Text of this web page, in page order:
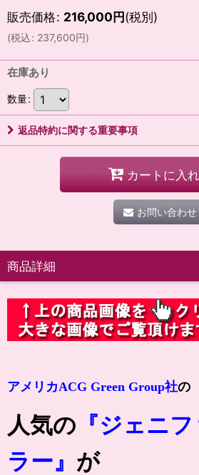
販売価格: 216,000円(税別)
(税込: 237,600円)
在庫あり
数量:
返品特約に関する重要事項
カートに入
お問い合わせ
商品詳細
アメリカACG Green Group社の
人気の 『ジェニ
ラー』 が